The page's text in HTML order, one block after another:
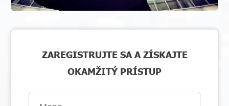
ZAREGISTRUJTE SA A ZÍSKAJTE
OKAMŽITÝ PRÍSTUP